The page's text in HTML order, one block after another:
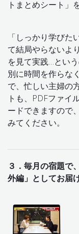
トまとめシート」
「しっかり学び
て結局やらないよ
を見て実践…とい
別に時間を作らな
で、忙しい主婦の
トも、PDFファイ
ードできますので
みてください。
３．毎月の宿題で
外編」としてお届